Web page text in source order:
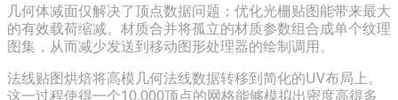
几何体减面仅解决了顶点数据问题；优化光栅贴图能带来最大
的有效载荷缩减。材质合并将孤立的材质参数组合成单个纹理
图集，从而减少发送到移动图形处理器的绘制调用。
法线贴图烘焙将高模几何法线数据转移到简化的UV布局上。
这一过程使得一个10,000顶点的网格能够模拟出密度高得多